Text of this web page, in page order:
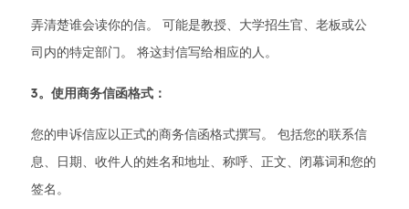
弄清楚谁会读你的信。 可能是教授、大学招生官、老板或公
司内的特定部门。 将这封信写给相应的人。
3。使用商务信函格式：
您的申诉信应以正式的商务信函格式撰写。 包括您的联系信
息、日期、收件人的姓名和地址、称呼、正文、闭幕词和您的
签名。